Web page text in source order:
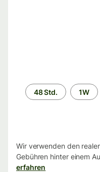
Zeitraum
48 Std. 1W
Wir verwenden den
Gebühren hinter einem
erfahren